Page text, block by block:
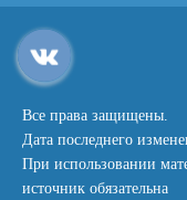
Все права защищены.
Дата последнего
При использовании
источник обязательна